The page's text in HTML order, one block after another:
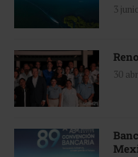
3
30